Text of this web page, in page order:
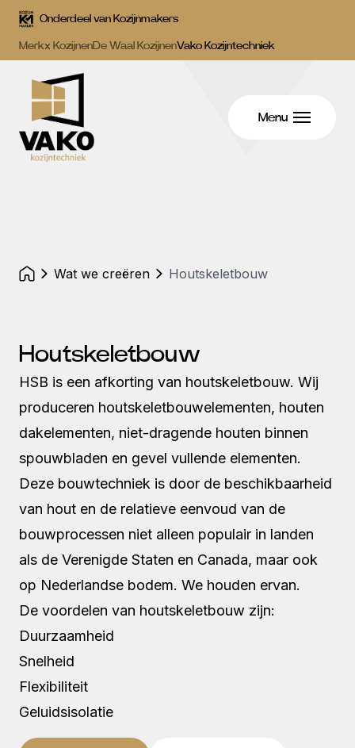
Onderdeel van Kozijnmakers
Merkx KozijnenDe Waal KozijnenVako Kozijntechniek
Menu
wat we creëren Houtskeletbouw
Houtskeletbouw
HSB is een afkorting van houtskeletbouw. Wij
produceren houtskeletbouwelementen, houten
dakelementen, niet-dragende houten binnen
spouwbladen en gevel vullende elementen.
Deze bouwtechniek is door de beschikbaarheid
van hout en de relatieve eenvoud van de
bouwprocessen niet alleen populair in landen
als de Verenigde Staten en Canada, maar ook
op Nederlandse bodem. We houden ervan.
De voordelen van houtskeletbouw zijn:
Duurzaamheid
Snelheid
Flexibiliteit
Geluidsisolatie